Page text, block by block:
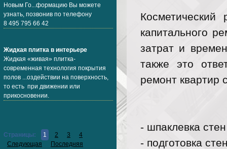
Новым Го...формацию Вы можете
узнать, позвонив по телефону
8 495 795 66 42
Жидкая плитка в интерьере
Жидкая «живая» плитка-
современная технология покрытия
полов ...оздействии на поверхность,
то есть при движении или
прикосновении.
Страницы: 1 2 3
4
Следующая
Последняя
капитального
затрат и
также это
ремонт квартир
- шпаклевка
- подготовка